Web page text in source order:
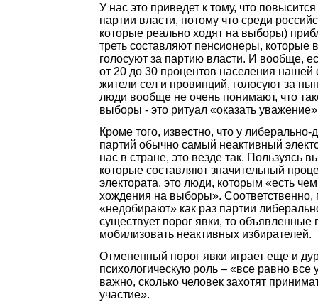
У нас это приведет к тому, что
партии власти, потому что среди
которые реально ходят на выборы)
треть составляют пенсионеры, которые
голосуют за партию власти. И вообще,
от 20 до 30 процентов населения нашей
жители сел и провинций, голосуют за
люди вообще не очень понимают, что
выборы - это ритуал «оказать
Кроме того, известно, что у либерально-
партий обычно самый неактивный
нас в стране, это везде так. Пользуясь
которые составляют значительный
электората, это люди, которым «есть
хождения на выборы». Соответственно,
«недобирают» как раз партии
существует порог явки, то
мобилизовать неактивных избирателей.
Отмененный порог явки играет еще и
психологическую роль – «все равно
важно, сколько человек захотят
участие».